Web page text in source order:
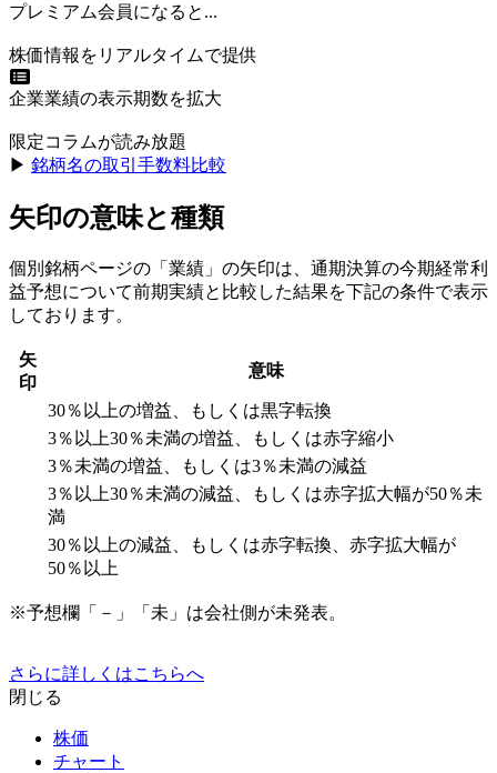
プレミアム会員になると...
株価情報をリアルタイムで提供
企業業績の表示期数を拡大
限定コラムが読み放題
▶︎ 銘柄名の取引手数料比較
矢印の意味と種類
個別銘柄ページの「業績」の矢印は、通期決算の今期経常利
益予想について前期実績と比較した結果を下記の条件で表示
しております。
矢
印
意味
30％以上の増益、もしくは黒字転換
3％以上30％未満の増益、もしくは赤字縮小
3％未満の増益、もしくは3％未満の減益
3％以上30％未満の減益、もしくは赤字拡大幅が50％未
満
30％以上の減益、もしくは赤字転換、赤字拡大幅が
50％以上
※予想欄「－」「未」は会社側が未発表。
さらに詳しくはこちらへ
閉じる
株価
チャート